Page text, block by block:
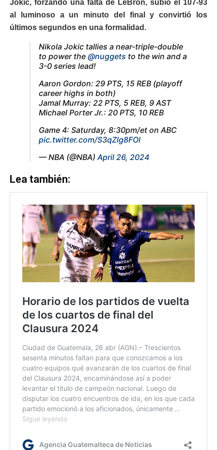
Jokic, forzando una falta de LeBron, subió el 107-93
al luminoso a un minuto del final y convirtió los
últimos segundos en una formalidad.
Nikola Jokic tallies a near-triple-double
to power the @nuggets to the win and a
3-0 series lead!
Aaron Gordon: 29 PTS, 15 REB (playoff
career highs in both)
Jamal Murray: 22 PTS, 5 REB, 9 AST
Michael Porter Jr.: 20 PTS, 10 REB
Game 4: Saturday, 8:30pm/et on ABC
pic.twitter.com/S3qZlg8FOl
— NBA (@NBA) April 26, 2024
Lea también: